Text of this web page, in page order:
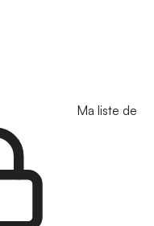
Ma liste de